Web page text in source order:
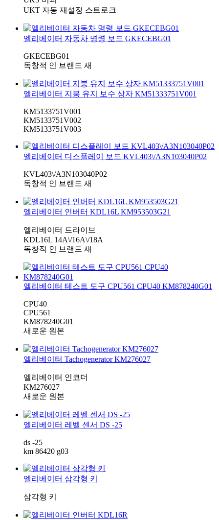
UKT 자동 재설정 스트로크
엘리베이터 자동차 명령 보드 GKECEBG01
GKECEBG01
독창적 인 브랜드 새
엘리베이터 지붕 유지 보수 상자 KM51333751V001
KM5133751V001
KM5133751V002
KM5133751V003
엘리베이터 디스플레이 보드 KVL403\/A3N103040P02
KVL403\/A3N103040P02
독창적 인 브랜드 새
엘리베이터 인버터 KDL16L KM953503G21
엘리베이터 드라이브
KDL16L 14A\/16A\/18A
독창적 인 브랜드 새
엘리베이터 테스트 도구 CPU561 CPU40 KM878240G01
CPU40
CPU561
KM878240G01
새로운 원본
엘리베이터 Tachogenerator KM276027
엘리베이터 인코더
KM276027
새로운 원본
엘리베이터 레벨 센서 DS -25
ds -25
km 86420 g03
엘리베이터 삼각형 키
삼각형 키